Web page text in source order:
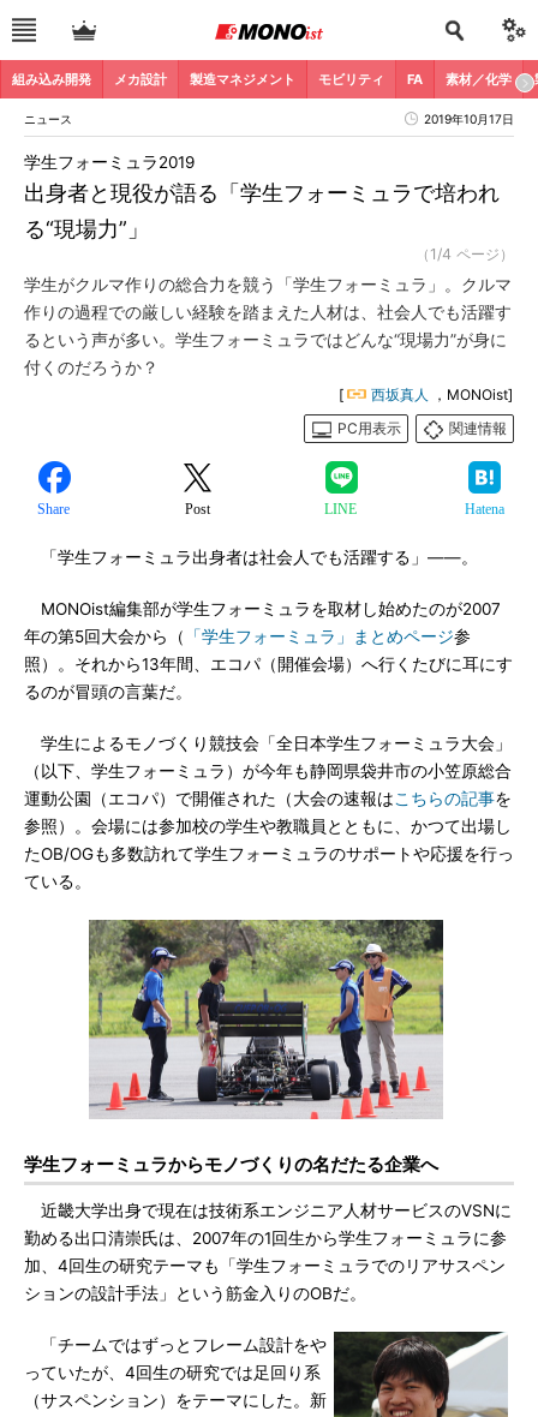
組み込み開発 メカ設計 製造マネジメント モビリティ FA 素材／化学
ニュース 2019年10月17日
出身者と現役が語る「学生フォーミュラで培われ
る“現場力”」
学生フォーミュラ2019
（1/4 ページ）
学生がクルマ作りの総合力を競う「学生フォーミュラ」。クルマ
作りの過程での厳しい経験を踏まえた人材は、社会人でも活躍す
るという声が多い。学生フォーミュラではどんな“現場力”が身に
付くのだろうか？
[ 西坂真人
，MONOist]
PC用表示
関連情報
Share Post LINE Hatena
「学生フォーミュラ出身者は社会人でも活躍する」――。
MONOist編集部が学生フォーミュラを取材し始めたのが2007
年の第5回大会から（
「学生フォーミュラ」まとめページ参
照）。それから13年間、エコパ（開催会場）へ行くたびに耳にす
るのが冒頭の言葉だ。
学生によるモノづくり競技会「全日本学生フォーミュラ大会」
（以下、学生フォーミュラ）が今年も静岡県袋井市の小笠原総合
運動公園（エコパ）で開催された（大会の速報はこちらの記事を
参照）。会場には参加校の学生や教職員とともに、かつて出場し
たOB/OGも多数訪れて学生フォーミュラのサポートや応援を行っ
ている。
学生フォーミュラからモノづくりの名だたる企業へ
近畿大学出身で現在は技術系エンジニア人材サービスのVSNに
勤める出口清崇氏は、2007年の1回生から学生フォーミュラに参
加、4回生の研究テーマも「学生フォーミュラでのリアサスペン
ションの設計手法」という筋金入りのOBだ。
「チームではずっとフレーム設計をや
っていたが、4回生の研究では足回り系
（サスペンション）をテーマにした。新